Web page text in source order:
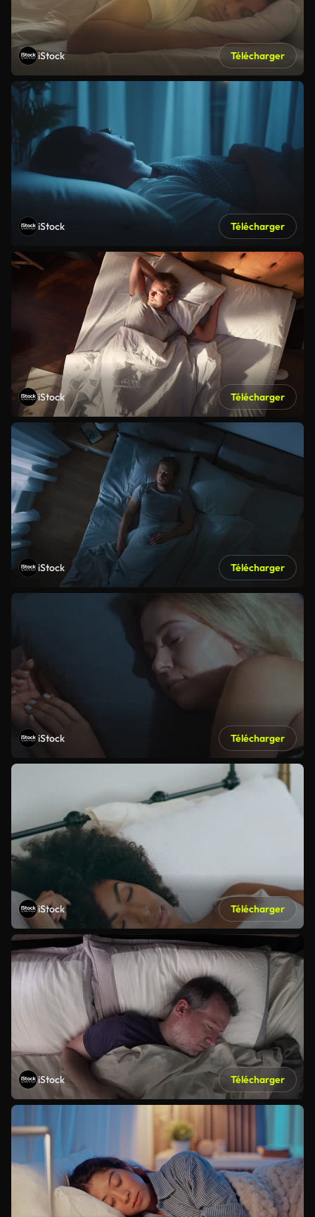
iStock Télécharger
iStock Télécharger
iStock Télécharger
iStock Télécharger
iStock Télécharger
iStock Télécharger
iStock Télécharger